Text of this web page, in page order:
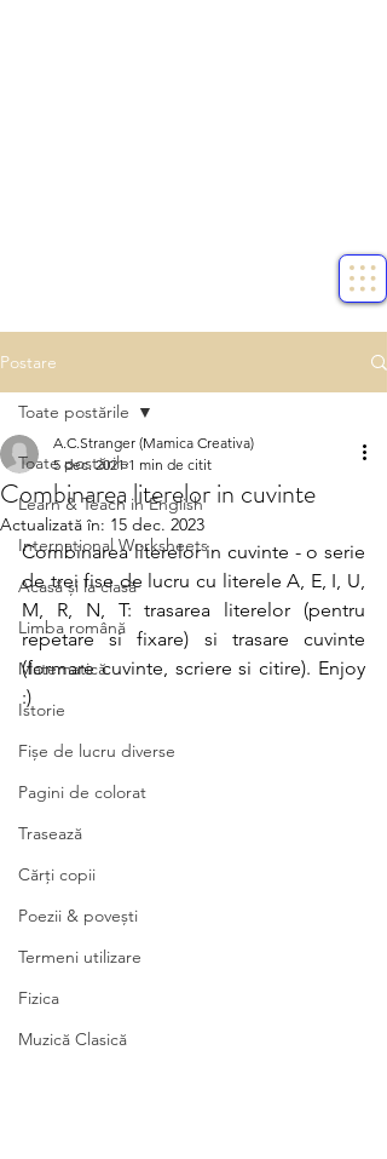
Postare
Toate postările
Learn & Teach in English
International Worksheets
Acasă și la clasă
Limba română
Matematică
Istorie
Fișe de lucru diverse
Pagini de colorat
Trasează
Cărți copii
Poezii & povești
Termeni utilizare
Fizica
Muzică Clasică
Toate postările
Combinarea literelor in cuvinte
A.C.Stranger (Mamica Creativa)
5 dec. 2021 1 min de citit
Actualizată în: 15 dec. 2023
Combinarea literelor in cuvinte - o serie
de trei fise de lucru cu literele A, E, I, U,
M, R, N, T: trasarea literelor (pentru
repetare si fixare) si trasare cuvinte
(formare cuvinte, scriere si citire). Enjoy
:)